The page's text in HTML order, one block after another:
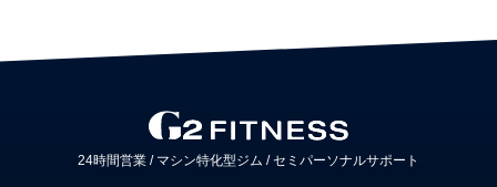
24時間営業 / マシン特化型ジム /セミパーソナルサポート